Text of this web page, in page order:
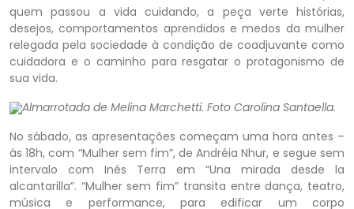
quem passou a vida cuidando, a peça verte histórias,
desejos, comportamentos aprendidos e medos da mulher
relegada pela sociedade à condição de coadjuvante como
cuidadora e o caminho para resgatar o protagonismo de
sua vida.
Almarrotada de Melina Marchetti. Foto Carolina Santaella.
No sábado, as apresentações começam uma hora antes –
às 18h, com “Mulher sem fim”, de Andréia Nhur, e segue sem
intervalo com Inés Terra em “Una mirada desde la
alcantarilla”. “Mulher sem fim” transita entre dança, teatro,
música e performance, para edificar um corpo